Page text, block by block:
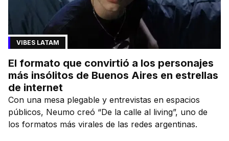
VIBES LATAM
El formato que convirtió a los personajes
más insólitos de Buenos Aires en estrellas
de internet
Con una mesa plegable y entrevistas en espacios
públicos, Neumo creó “De la calle al living”, uno de
los formatos más virales de las redes argentinas.